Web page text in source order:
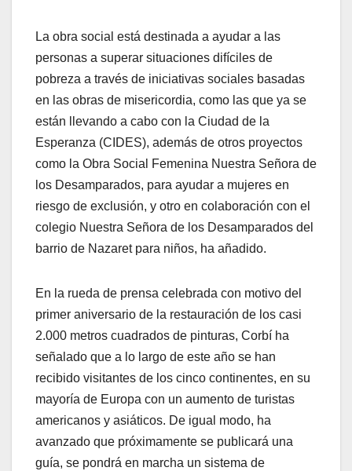
La obra social está destinada a ayudar a las
personas a superar situaciones difíciles de
pobreza a través de iniciativas sociales basadas
en las obras de misericordia, como las que ya se
están llevando a cabo con la Ciudad de la
Esperanza (CIDES), además de otros proyectos
como la Obra Social Femenina Nuestra Señora de
los Desamparados, para ayudar a mujeres en
riesgo de exclusión, y otro en colaboración con el
colegio Nuestra Señora de los Desamparados del
barrio de Nazaret para niños, ha añadido.
En la rueda de prensa celebrada con motivo del
primer aniversario de la restauración de los casi
2.000 metros cuadrados de pinturas, Corbí ha
señalado que a lo largo de este año se han
recibido visitantes de los cinco continentes, en su
mayoría de Europa con un aumento de turistas
americanos y asiáticos. De igual modo, ha
avanzado que próximamente se publicará una
guía, se pondrá en marcha un sistema de